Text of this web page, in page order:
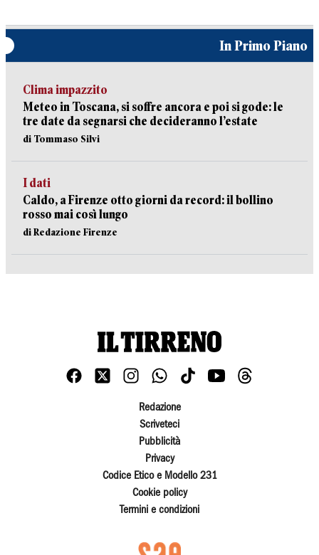
In Primo Piano
Clima impazzito
Meteo in Toscana, si soffre ancora e poi si gode: le
tre date da segnarsi che decideranno l’estate
di Tommaso Silvi
I dati
Caldo, a Firenze otto giorni da record: il bollino
rosso mai così lungo
di Redazione Firenze
Redazione
Scriveteci
Pubblicità
Privacy
Codice Etico e Modello 231
Cookie policy
Termini e condizioni